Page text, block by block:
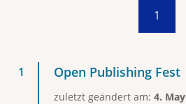
1
Open Publishing Fest
zuletzt geändert am: 4. May